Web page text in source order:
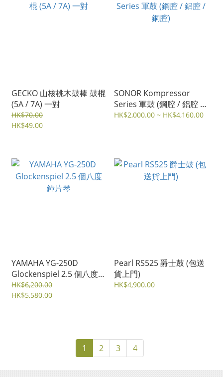
GECKO 山核桃木鼓棒 鼓棍
(5A / 7A) 一對
HK$70.00
HK$49.00
SONOR Kompressor
Series 軍鼓 (鋼腔 / 鋁腔 /
銅腔)
HK$2,000.00 ~ HK$4,160.00
YAMAHA YG-250D
Glockenspiel 2.5 個八度
鐘片琴
HK$6,200.00
HK$5,580.00
Pearl RS525 爵士鼓 (包送
貨上門)
HK$4,900.00
1 2 3 4